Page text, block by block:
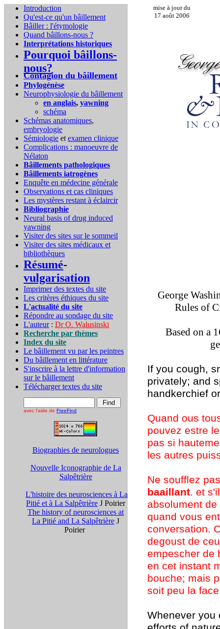
Introduction
Qu'est-ce qu'un bâillement
Bâiller : l'étymologie
Quand bâillons-nous ?
Interprétations historiques
Pourquoi bâillons-
nous?
Contagion du bâillement
Phylogénèse
Neurophysiologie du bâillement
en anglais, yawning
schéma
Schémas anatomiques,
embryologie
Sémiologie et examen clinique
Complications : manoeuvre de
Nélaton
Bâillements pathologiques
Bâillements iatrogènes
Enquête en médecine générale
Observations et cas cliniques
Les mystères restant à éclaircir
Bibliographie
Neural basis of drug induced
yawning
Visiter des sites sur le sommeil
Visiter des sites médicaux et
bibliothèques
Résumé-
vulgarisation
Imprimer des textes du site
Les critères éthiques du site
L'actualité du site
Répondre au sondage du site
L'auteur: Dr O. Walusinski
Recherche par thèmes
Index du site
Le bâillement vu par les peintres
Du bâillement en littérature
S'inscrire à la lettre d'information
sur le bâillement
Télécharger textes du site
avec l'aide de FreeFind
Biographies de neurologues
Nouvelle Iconographie de La
Salpêtrière
L'histoire des neurosciences à La
Pitié et à La Salpêtrière J Poirier
The history of neurosciences at
La Pitié and La Salpêtrière J
Poirier
mise à jour du
17 août 2006
George
Rules of
Based on a
If you cough,
privately; and
handkerchief
Quand ous
pouvez estre
pas si
les autres
Ne soufflez
baaillant. et
absolument
quand vous
conversation.
degoust de
empescher de
en cet instant
bouche; mais
soit peu la
Whenever you